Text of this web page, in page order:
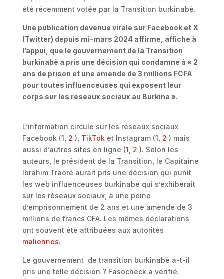
été récemment votée par la Transition burkinabè.
Une publication devenue virale sur Facebook et X
(Twitter) depuis mi-mars 2024 affirme, affiche à
l’appui, que le gouvernement de la Transition
burkinabè a pris une décision qui condamne à « 2
ans de prison et une amende de 3 millions FCFA
pour toutes influenceuses qui exposent leur
corps sur les réseaux sociaux au Burkina ».
L’information circule sur les réseaux sociaux
Facebook (1 2 ), TikTok et Instagram (1 2 ) mais
aussi d’autres sites en ligne (1 2 ). Selon les
auteurs, le président de la Transition, le Capitaine
Ibrahim Traoré aurait pris une décision qui punit
les web influenceuses burkinabè qui s’exhiberait
sur les réseaux sociaux, à une peine
d’emprisonnement de 2 ans et une amende de 3
millions de francs CFA. Les mêmes déclarations
ont souvent été attribuées aux autorités
maliennes.
Le gouvernement de transition burkinabè a-t-il
pris une telle décision ? Fasocheck a vérifié.